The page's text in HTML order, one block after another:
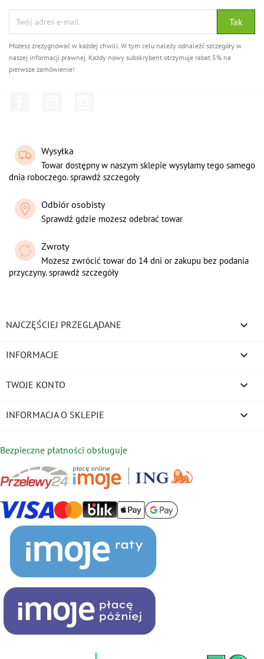
Możesz zrezygnować w każdej chwili. W tym celu należy odnaleźć szczegóły w
naszej informacji prawnej. Każdy nowy subskrybent otrzymuje rabat 5% na
pierwsze zamówienie!
Wysyłka
Towar dostępny w naszym sklepie wysyłamy tego samego
dnia roboczego. sprawdź szczegoły
Odbiór osobisty
Sprawdź gdzie możesz odebrać towar
Zwroty
Możesz zwrócić towar do 14 dni or zakupu bez podania
przyczyny. sprawdź szczegóły
NAJCZĘŚCIEJ PRZEGLĄDANE 
INFORMACJE 
TWOJE KONTO 
INFORMACJA O SKLEPIE keyboard_arrow_down
Bezpieczne płatności obsługuje